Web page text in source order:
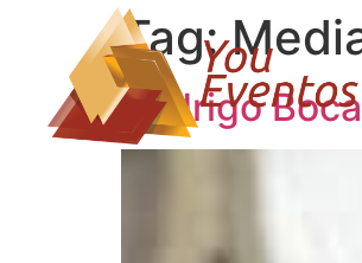
Tag:
Rodrigo